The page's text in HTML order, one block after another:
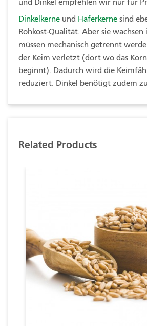
und Dinkel empfehlen wir nur für
Dinkelkerne und Haferkerne sind
Rohkost-Qualität. Aber sie wachsen
müssen mechanisch getrennt
der Keim verletzt (dort wo das
beginnt). Dadurch wird die
reduziert. Dinkel benötigt zudem
Related Products